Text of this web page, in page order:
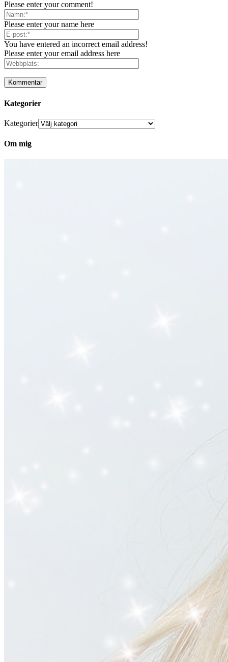
Please enter your comment!
Please enter your name here
You have entered an incorrect email address!
Please enter your email address here
Kategorier
Kategorier
Om mig